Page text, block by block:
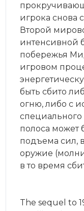
игрока снова
Второй
интенсивной
побережья
игровом
быть сбито
огню, либо с
специального
полоса может
подъема сил,
оружие
в то время
The sequel to